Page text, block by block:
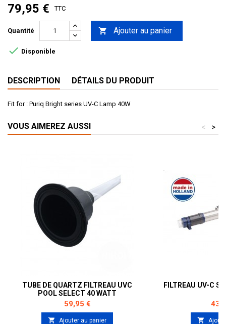
79,95 € TTC
Quantité  Ajouter au panier
 Disponible
DESCRIPTION DÉTAILS DU PRODUIT
Fit for : Puriq Bright series UV-C Lamp 40W
VOUS AIMEREZ AUSSI >
<
TUBE DE QUARTZ FILTREAU UVC
POOL SELECT 40 WATT
Prix
59,95 €
 Ajouter au panier
FILTREAU UV-C
Prix
